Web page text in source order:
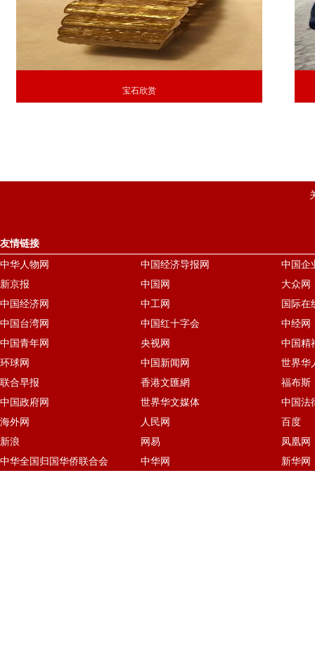
宝石欣赏
友情链接
中华人物网
中国经济导报网
中国企
新京报
中国网
大众网
中国经济网
中工网
国际在
中国台湾网
中国红十字会
中经网
中国青年网
央视网
中国精
环球网
中国新闻网
世界华
联合早报
香港文匯網
福布斯
中国政府网
世界华文媒体
中国法
海外网
人民网
百度
新浪
网易
凤凰网
中华全国归国华侨联合会
中华网 新华网